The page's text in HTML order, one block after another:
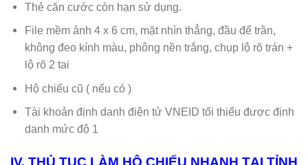
Thẻ căn cước còn hạn sử dụng.
File mềm ảnh 4 x 6 cm, mặt nhìn thẳng, đầu để trần,
không đeo kính màu, phông nền trắng, chụp lộ rõ trán +
lộ rõ 2 tai
Hộ chiếu cũ ( nếu có )
Tài khoản định danh điện tử VNEID tối thiểu được định
danh mức độ 1
IV. THỦ TỤC LÀM HỘ CHIẾU NHANH TẠI TỈNH